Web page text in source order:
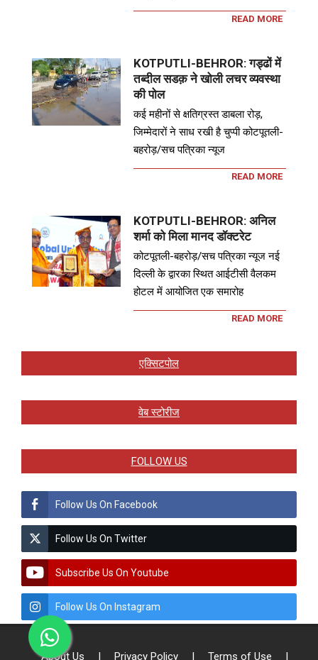
READ MORE
KOTPUTLI-BEHROR: गड्ढों में
तब्दील सडक़ ने खोली लचर व्यवस्था
की पोल
कई महीनों से क्षतिग्रस्त डाबला रोड़,
जिम्मेदारों ने साध रखी है चुप्पी कोटपूतली-
बहरोड़/सच पत्रिका न्यूज
READ MORE
KOTPUTLI-BEHROR: अनिल
शर्मा को मिला मानद डॉक्टरेट
कोटपूतली-बहरोड़/सच पत्रिका न्यूज नई
दिल्ली के द्वारका स्थित आईटीसी वैलकम
होटल में आयोजित एक समारोह
READ MORE
एक्सिटपोल
वेब स्टोरीज
FOLLOW US
Follow Us On Facebook
Follow Us On Twitter
Subscribe Us On Youtube
Follow Us On Instagram
About Us | Privacy Policy | Terms of Use |